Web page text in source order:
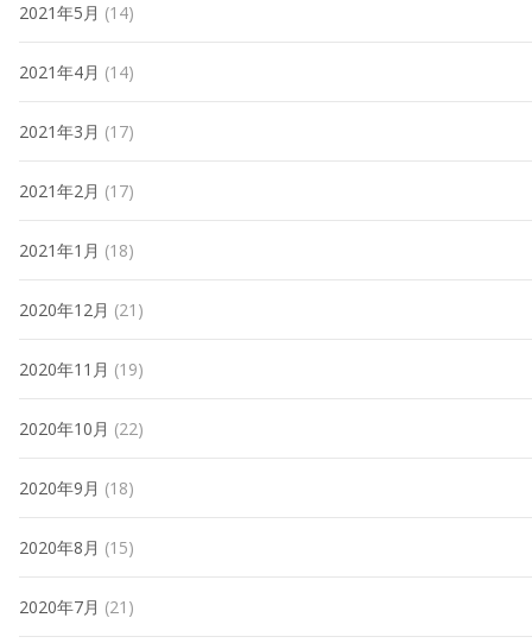
2021年5月 (14)
2021年4月 (14)
2021年3月 (17)
2021年2月 (17)
2021年1月 (18)
2020年12月 (21)
2020年11月 (19)
2020年10月 (22)
2020年9月 (18)
2020年8月 (15)
2020年7月 (21)